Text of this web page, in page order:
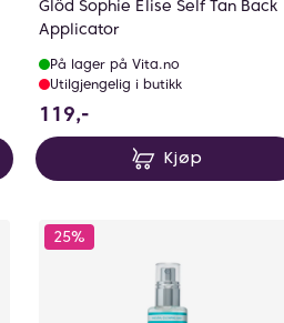
Glöd Sophie Elise Self Tan Back
Applicator
På lager på Vita.no
Utilgjengelig i butikk
119,-119 NOK
Kjøp
25%